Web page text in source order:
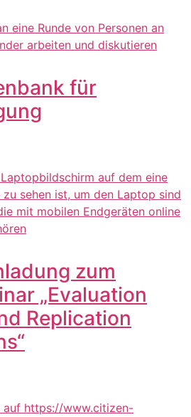
für
zum
„Evaluation
Replication